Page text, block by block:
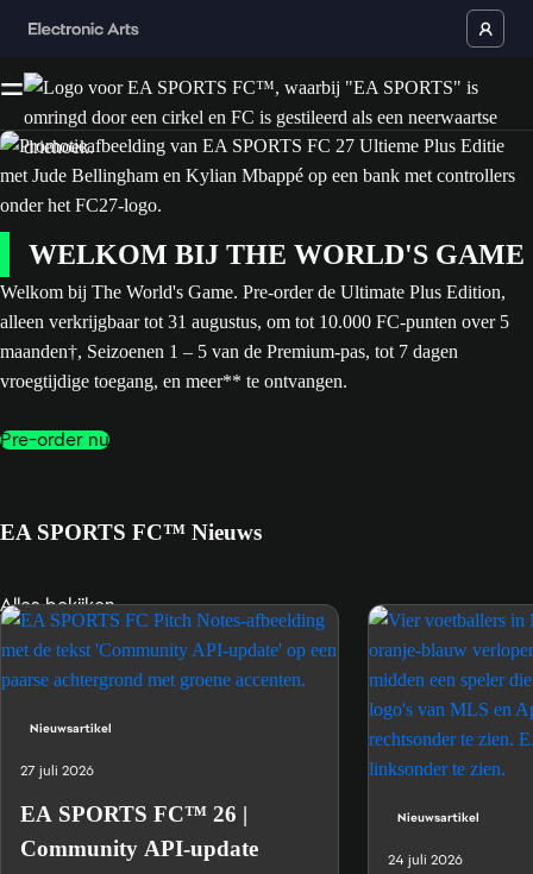
WELKOM BIJ THE WORLD'S GAME
Welkom bij The World's Game. Pre-order de Ultimate Plus Edition,
alleen verkrijgbaar tot 31 augustus, om tot 10.000 FC-punten over 5
maanden†, Seizoenen 1 – 5 van de Premium-pas, tot 7 dagen
vroegtijdige toegang, en meer** te ontvangen.
Pre-order nu
EA SPORTS FC™ Nieuws
Alles bekijken
Nieuwsartikel
27 juli 2026
EA SPORTS FC™ 26 |
Community API-update
Nieuwsartikel
24 juli 2026